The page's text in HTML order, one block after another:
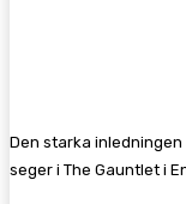
Den starka
seger i The Gauntlet i